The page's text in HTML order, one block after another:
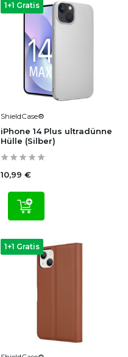
1+1 Gratis
ShieldCase®
iPhone 14 Plus ultradünne
Hülle (Silber)
10,99 €
1+1 Gratis